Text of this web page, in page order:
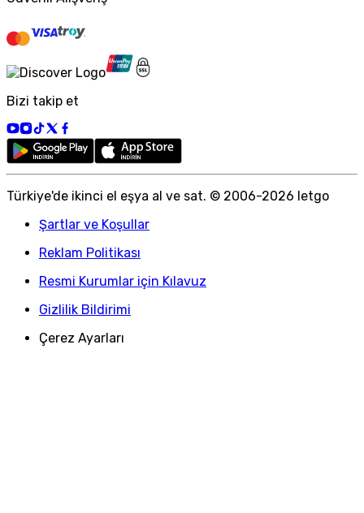
Bizi takip et
Türkiye'de ikinci el eşya al ve sat. © 2006-2026 letgo
Şartlar ve Koşullar
Reklam Politikası
Resmi Kurumlar için Kılavuz
Gizlilik Bildirimi
Çerez Ayarları